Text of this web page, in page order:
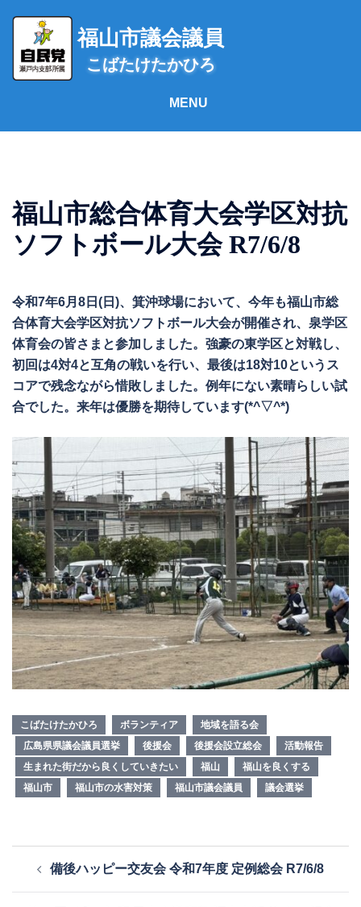
ス
福山市議会議員
こばたけたかひろ
福山市総合体育大会学区対抗
ソフトボール大会 R7/6/8
令和7年6月8日(日)、箕沖球場において、今年も福山市総
合体育大会学区対抗ソフトボール大会が開催され、泉学区
体育会の皆さまと参加しました。強豪の東学区と対戦し、
初回は4対4と互角の戦いを行い、最後は18対10というス
コアで残念ながら惜敗しました。例年にない素晴らしい試
合でした。来年は優勝を期待しています(*^▽^*)
こばたけたかひろ ボランティア
地域を語る会
広島県県議会議員選挙
後援会 後援会設立総会
活動報告
生まれた街だから良くしていきたい
福山
福山を良くする
福山市
福山市の水害対策 福山市議会議員 議会選挙
備後ハッピー交友会 令和7年度 定例総会 R7/6/8